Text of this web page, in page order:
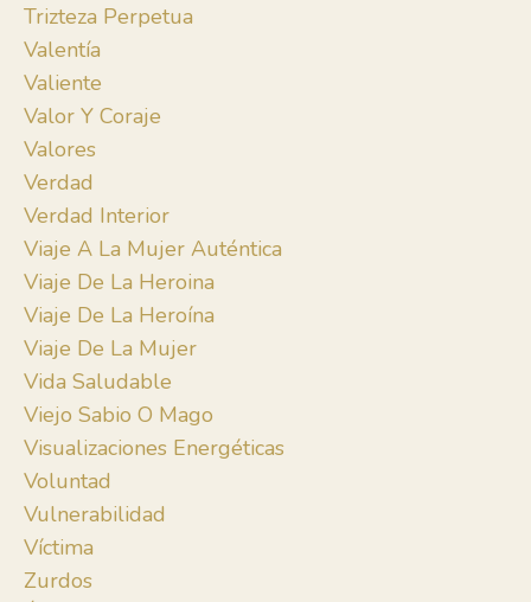
Trizteza Perpetua
Valentía
Valiente
Valor Y Coraje
Valores
Verdad
Verdad Interior
Viaje A La Mujer Auténtica
Viaje De La Heroina
Viaje De La Heroína
Viaje De La Mujer
Vida Saludable
Viejo Sabio O Mago
Visualizaciones Energéticas
Voluntad
Vulnerabilidad
Víctima
Zurdos